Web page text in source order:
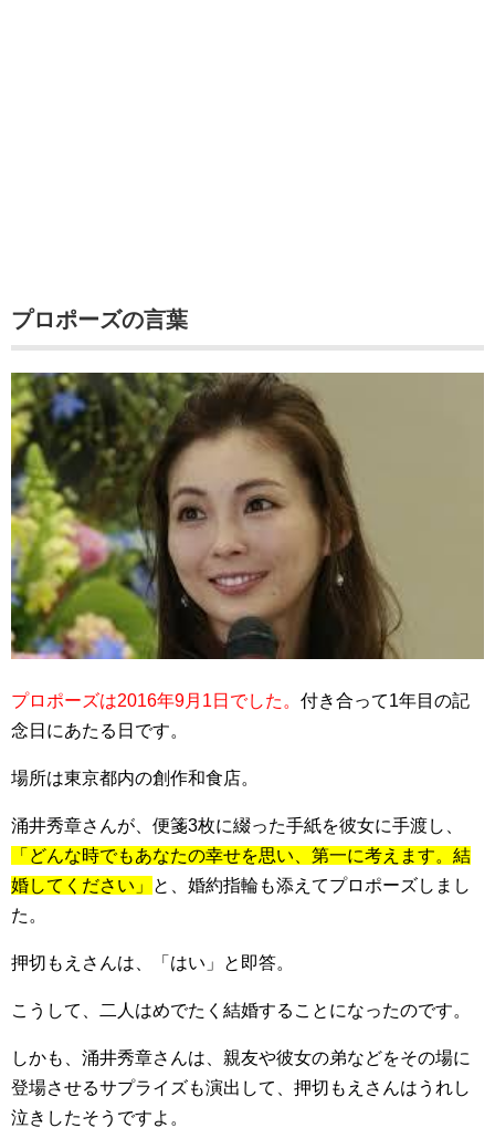
プロポーズの言葉
プロポーズは2016年9月1日でした。 付き合って1年目の記
念日にあたる日です。
場所は東京都内の創作和食店。
涌井秀章さんが、便箋3枚に綴った手紙を彼女に手渡し、
「どんな時でもあなたの幸せを思い、第一に考えます。結
婚してください」
と、婚約指輪も添えてプロポーズしまし
た。
押切もえさんは、「はい」と即答。
こうして、二人はめでたく結婚することになったのです。
しかも、涌井秀章さんは、親友や彼女の弟などをその場に
登場させるサプライズも演出して、押切もえさんはうれし
泣きしたそうですよ。